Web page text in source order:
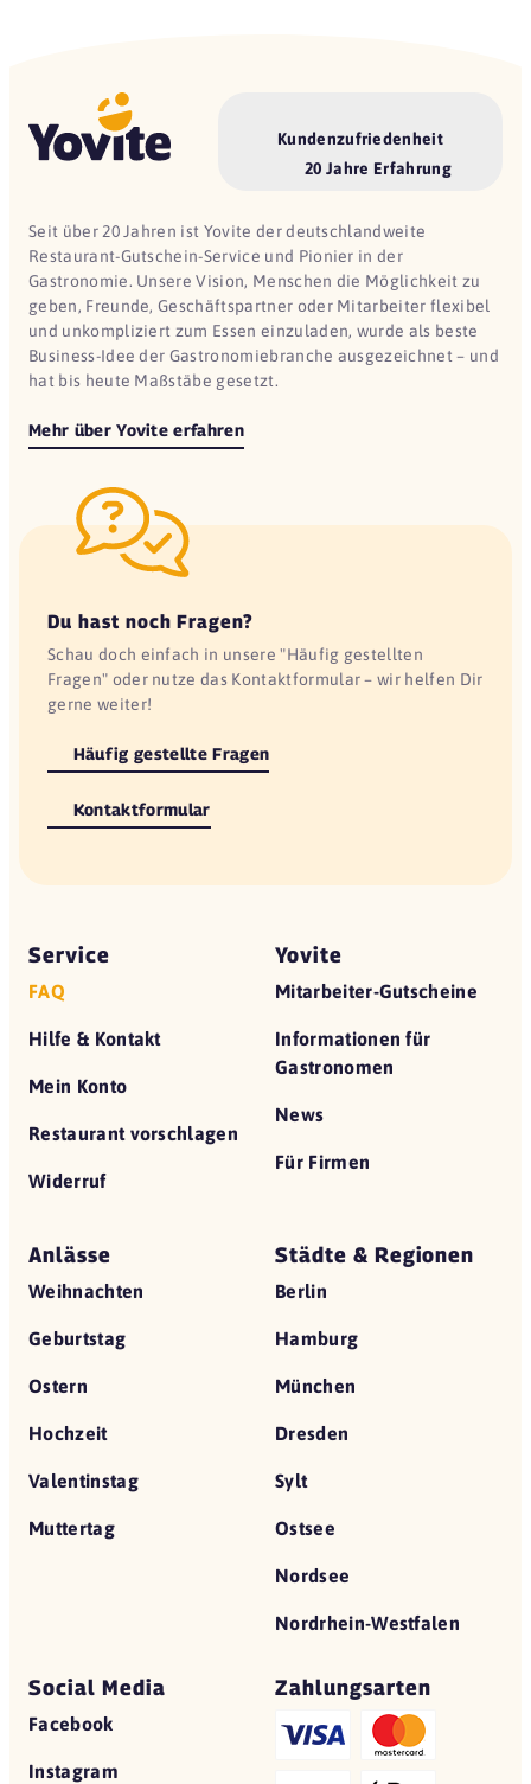
Kundenzufriedenheit
20 Jahre Erfahrung
Seit über 20 Jahren ist Yovite der deutschlandweite
Restaurant-Gutschein-Service und Pionier in der
Gastronomie. Unsere Vision, Menschen die Möglichkeit zu
geben, Freunde, Geschäftspartner oder Mitarbeiter flexibel
und unkompliziert zum Essen einzuladen, wurde als beste
Business-Idee der Gastronomiebranche ausgezeichnet – und
hat bis heute Maßstäbe gesetzt.
Mehr über Yovite erfahren
Du hast noch Fragen?
Schau doch einfach in unsere "Häufig gestellten
Fragen" oder nutze das Kontaktformular – wir helfen Dir
gerne weiter!
Häufig gestellte Fragen
Kontaktformular
Service
FAQ
Hilfe & Kontakt
Mein Konto
Restaurant vorschlagen
Widerruf
Yovite
Mitarbeiter-Gutscheine
Informationen für
Gastronomen
News
Für Firmen
Anlässe
Weihnachten
Geburtstag
Ostern
Hochzeit
Valentinstag
Muttertag
Städte & Regionen
Berlin
Hamburg
München
Dresden
Sylt
Ostsee
Nordsee
Nordrhein-Westfalen
Social Media
Facebook
Instagram
Zahlungsarten